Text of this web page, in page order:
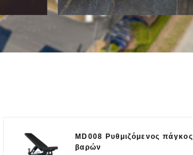
MD008 Ρυθμιζόμενος πάγκος
βαρών